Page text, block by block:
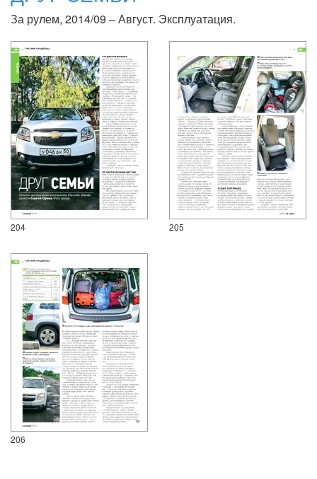
За рулем, 2014/09 – Август. Эксплуатация.
204 205
206